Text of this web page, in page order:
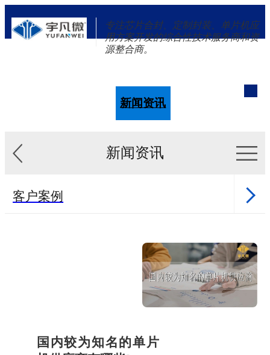
专注芯片合封、定制封装、单片机应
用方案开发的综合性技术服务商和资
源整合商。
新闻资讯
新闻资讯
客户案例
开发
社会责任
国内较为知名的单片